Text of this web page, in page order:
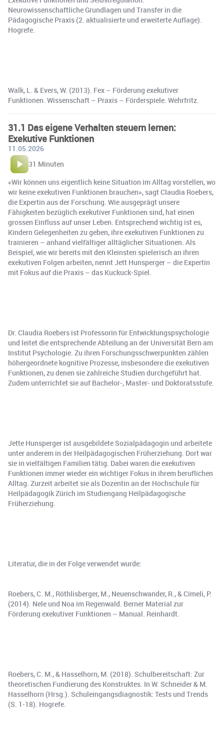
Neurowissenschaftliche Grundlagen und Transfer in die
Pädagogische Praxis (2. aktualisierte und erweiterte Auflage).
Hogrefe.
Walk, L. & Evers, W. (2013). Fex – Förderung exekutiver
Funktionen. Wissenschaft – Praxis – Förderspiele. Wehrfritz.
31.1 Das eigene Verhalten steuern lernen:
Exekutive Funktionen
11.05.2026
31 Minuten
«Wir können uns eigentlich keine Situation im Alltag vorstellen, wo
wir keine exekutiven Funktionen brauchen», sagt Claudia Roebers,
die Expertin aus der Forschung. Wie ausgeprägt unsere
Fähigkeiten bezüglich exekutiver Funktionen sind, hat einen
grossen Einfluss auf unser Leben. Entsprechend wichtig ist es,
Kindern Gelegenheiten zu geben, ihre exekutiven Funktionen zu
trainieren – anhand vielfältiger alltäglicher Situationen. Als
Beispiel, wie wir bereits mit den Kleinsten spielerisch an ihren
exekutiven Folgen arbeiten, nennt Jett Hunsperger – die Expertin
mit Fokus auf die Praxis – das Kuckuck-Spiel.
Dr. Claudia Roebers ist Professorin für Entwicklungspsychologie
und leitet die entsprechende Abteilung an der Universität Bern am
Institut Psychologie. Zu ihren Forschungsschwerpunkten zählen
höhergeordnete kognitive Prozesse, insbesondere die exekutiven
Funktionen, zu denen sie zahlreiche Studien durchgeführt hat.
Zudem unterrichtet sie auf Bachelor-, Master- und Doktoratsstufe.
Jette Hunsperger ist ausgebildete Sozialpädagogin und arbeitete
unter anderem in der Heilpädagogischen Früherziehung. Dort war
sie in vielfältigen Familien tätig. Dabei waren die exekutiven
Funktionen immer wieder ein wichtiger Fokus in ihrem beruflichen
Alltag. Zurzeit arbeitet sie als Dozentin an der Hochschule für
Heilpädagogik Zürich im Studiengang Heilpädagogische
Früherziehung.
Literatur, die in der Folge verwendet wurde:
Roebers, C. M., Röthlisberger, M., Neuenschwander, R., & Cimeli, P.
(2014). Nele und Noa im Regenwald. Berner Material zur
Förderung exekutiver Funktionen – Manual. Reinhardt.
Roebers, C. M., & Hasselhorn, M. (2018). Schulbereitschaft: Zur
theoretischen Fundierung des Konstruktes. In W. Schneider & M.
Hasselhorn (Hrsg.). Schuleingangsdiagnostik: Tests und Trends
(S. 1-18). Hogrefe.